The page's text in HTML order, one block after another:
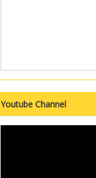
Youtube Channel